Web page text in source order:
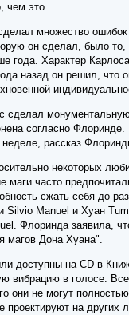
чем это.
множество
он сделал, было то,
года. Характер
назад он решил, что
согласно
рассказ
некоторых
маги часто
сжать себя до
Manuel и Хуан
Флоринда заявила,
магов Дона Хуана".
доступны на CD в
в голосе.
они не могут
на других